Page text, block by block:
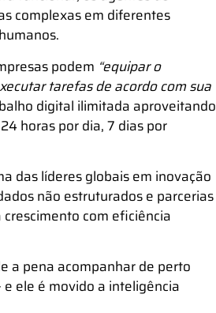
complexas em diferentes
podem “equipar o
tarefas de acordo com sua
digital ilimitada aproveitando
horas por dia, 7 dias por
das líderes globais em inovação
não estruturados e parcerias
com eficiência
a pena acompanhar de perto
ele é movido a inteligência